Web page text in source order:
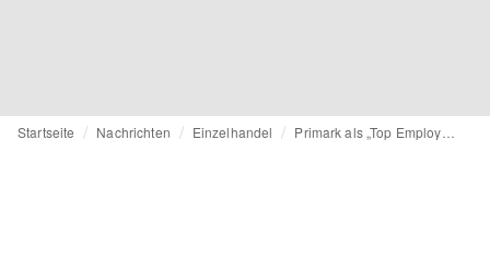
Startseite Nachrichten Einzelhandel